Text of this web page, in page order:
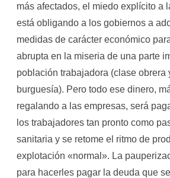
más afectados, el miedo explícito a
está obligando a los gobiernos a
medidas de carácter económico
abrupta en la miseria de una parte
población trabajadora (clase obrera
burguesía). Pero todo ese dinero,
regalando a las empresas, será
los trabajadores tan pronto como
sanitaria y se retome el ritmo de
explotación «normal». La
para hacerles pagar la deuda que